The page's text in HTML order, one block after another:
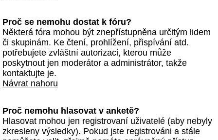
Proč se nemohu dostat k fóru?
Některá fóra mohou být znepřístupněna určitým lidem
či skupinám. Ke čtení, prohlížení, přispívání atd.
potřebujete zvláštní autorizaci, kterou může
poskytnout jen moderátor a administrátor, takže
kontaktujte je.
Návrat nahoru
Proč nemohu hlasovat v anketě?
Hlasovat mohou jen registrovaní uživatelé (aby nebyly
zkresleny výsledky). Pokud jste registrováni a stále